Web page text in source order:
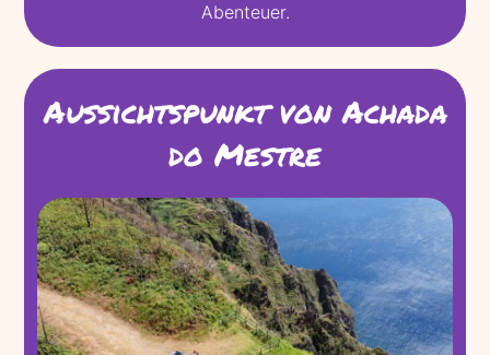
Abenteuer.
Aussichtspunkt von Achada
do Mestre